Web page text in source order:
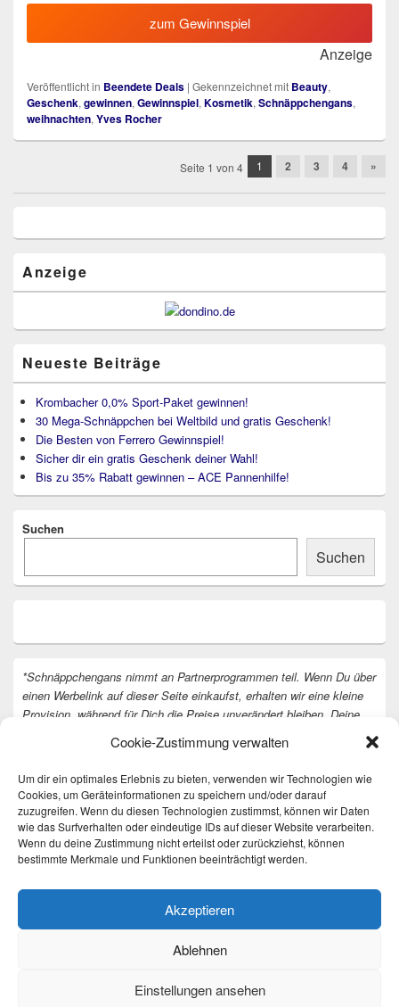
Cookie-Zustimmung verwalten
Um dir ein optimales Erlebnis zu bieten, verwenden wir Technologien wie
Cookies, um Geräteinformationen zu speichern und/oder darauf
zuzugreifen. Wenn du diesen Technologien zustimmst, können wir Daten
wie das Surfverhalten oder eindeutige IDs auf dieser Website verarbeiten.
Wenn du deine Zustimmung nicht erteilst oder zurückziehst, können
bestimmte Merkmale und Funktionen beeinträchtigt werden.
Akzeptieren
Ablehnen
Einstellungen ansehen
zum Gewinnspiel
Anzeige
Veröffentlicht in Beendete Deals | Gekennzeichnet mit Beauty,
Geschenk, gewinnen, Gewinnspiel, Kosmetik, Schnäppchengans,
weihnachten, Yves Rocher
Seite 1 von 4 1 2 3 4 »
Anzeige
Neueste Beiträge
Krombacher 0,0% Sport-Paket gewinnen!
30 Mega-Schnäppchen bei Weltbild und gratis Geschenk!
Die Besten von Ferrero Gewinnspiel!
Sicher dir ein gratis Geschenk deiner Wahl!
Bis zu 35% Rabatt gewinnen – ACE Pannenhilfe!
Suchen
Suchen
*Schnäppchengans nimmt an Partnerprogrammen teil. Wenn Du über
einen Werbelink auf dieser Seite einkaufst, erhalten wir eine kleine
Provision, während für Dich die Preise unverändert bleiben. Deine
Vielen Dank dafür!
Täglich die besten Gewinnspiele und Angebote